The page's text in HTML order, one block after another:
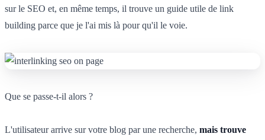
sur le SEO et, en même temps, il trouve un guide utile de link
building parce que je l'ai mis là pour qu'il le voie.
Que se passe-t-il alors ?
L'utilisateur arrive sur votre blog par une recherche, mais trouve